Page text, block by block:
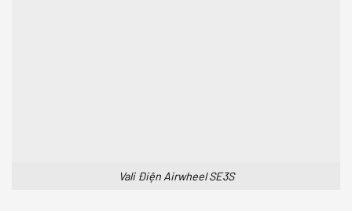
Vali Điện Airwheel SE3S